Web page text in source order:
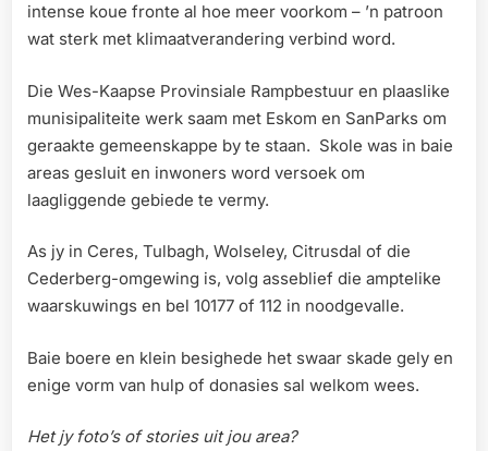
intense koue fronte al hoe meer voorkom – ’n patroon
wat sterk met klimaatverandering verbind word.
Die Wes-Kaapse Provinsiale Rampbestuur en plaaslike
munisipaliteite werk saam met Eskom en SanParks om
geraakte gemeenskappe by te staan. Skole was in baie
areas gesluit en inwoners word versoek om
laagliggende gebiede te vermy.
As jy in Ceres, Tulbagh, Wolseley, Citrusdal of die
Cederberg-omgewing is, volg asseblief die amptelike
waarskuwings en bel 10177 of 112 in noodgevalle.
Baie boere en klein besighede het swaar skade gely en
enige vorm van hulp of donasies sal welkom wees.
Het jy foto’s of stories uit jou area?